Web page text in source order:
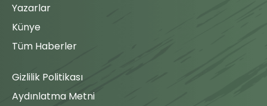
Yazarlar
Künye
Tüm Haberler
Gizlilik Politikası
Aydınlatma Metni